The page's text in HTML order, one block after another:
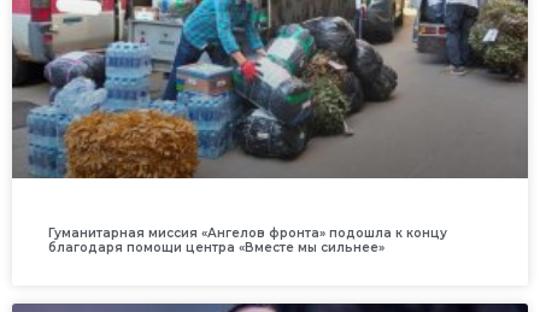
Гуманитарная миссия «Ангелов фронта» подошла к концу
благодаря помощи центра «Вместе мы сильнее»